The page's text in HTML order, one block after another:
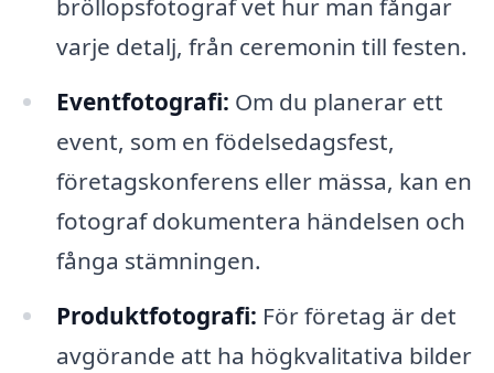
bröllopsfotograf vet hur man fångar
varje detalj, från ceremonin till festen.
Eventfotografi: Om du planerar ett
event, som en födelsedagsfest,
företagskonferens eller mässa, kan en
fotograf dokumentera händelsen och
fånga stämningen.
Produktfotografi: För företag är det
avgörande att ha högkvalitativa bilder